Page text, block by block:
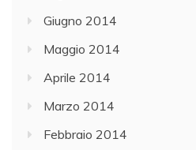
Giugno 2014
Maggio 2014
Aprile 2014
Marzo 2014
Febbraio 2014